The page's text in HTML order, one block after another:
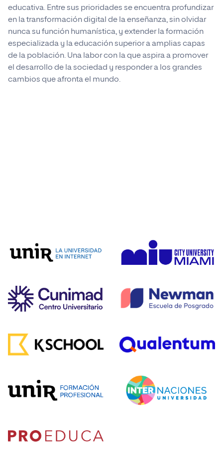
disponible más adelante en esta guía.
Procede de la misma manera con el
resto de temas hasta llegar al último.
educativa. Entre sus prioridades se encuentra profundizar
en la transformación digital de la enseñanza, sin olvidar
nunca su función humanística, y extender la formación
especializada y la educación superior a amplias capas
de la población. Una labor con la que aspira a promover
el desarrollo de la sociedad y responder a los grandes
cambios que afronta el mundo.